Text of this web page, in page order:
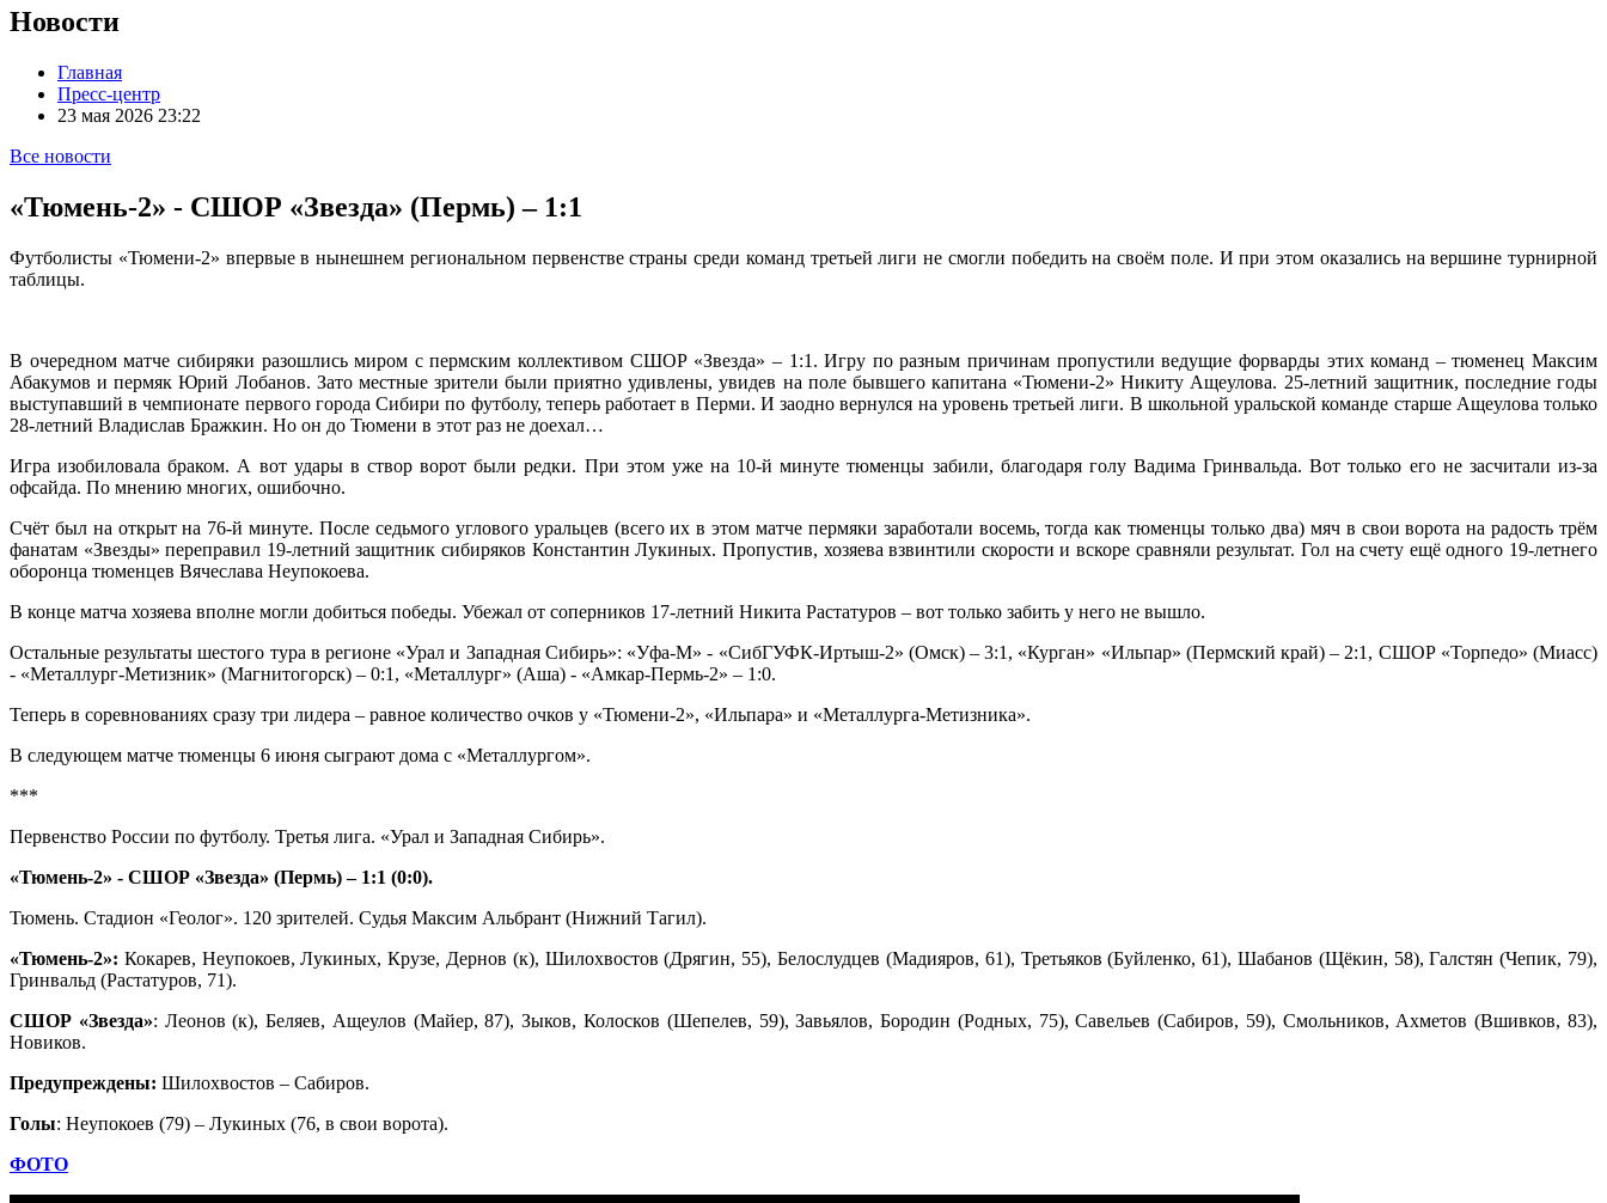
Новости
Главная
Пресс-центр
23 мая 2026 23:22
Все новости
«Тюмень-2» - СШОР «Звезда» (Пермь) – 1:1
Футболисты «Тюмени-2» впервые в нынешнем региональном первенстве страны среди команд третьей лиги не смогли победить на своём поле. И при этом оказались на вершине турнирной
таблицы.
В очередном матче сибиряки разошлись миром с пермским коллективом СШОР «Звезда» – 1:1. Игру по разным причинам пропустили ведущие форварды этих команд – тюменец Максим
Абакумов и пермяк Юрий Лобанов. Зато местные зрители были приятно удивлены, увидев на поле бывшего капитана «Тюмени-2» Никиту Ащеулова. 25-летний защитник, последние годы
выступавший в чемпионате первого города Сибири по футболу, теперь работает в Перми. И заодно вернулся на уровень третьей лиги. В школьной уральской команде старше Ащеулова только
28-летний Владислав Бражкин. Но он до Тюмени в этот раз не доехал…
Игра изобиловала браком. А вот удары в створ ворот были редки. При этом уже на 10-й минуте тюменцы забили, благодаря голу Вадима Гринвальда. Вот только его не засчитали из-за
офсайда. По мнению многих, ошибочно.
Счёт был на открыт на 76-й минуте. После седьмого углового уральцев (всего их в этом матче пермяки заработали восемь, тогда как тюменцы только два) мяч в свои ворота на радость трём
фанатам «Звезды» переправил 19-летний защитник сибиряков Константин Лукиных. Пропустив, хозяева взвинтили скорости и вскоре сравняли результат. Гол на счету ещё одного 19-летнего
оборонца тюменцев Вячеслава Неупокоева.
В конце матча хозяева вполне могли добиться победы. Убежал от соперников 17-летний Никита Растатуров – вот только забить у него не вышло.
Остальные результаты шестого тура в регионе «Урал и Западная Сибирь»: «Уфа-М» - «СибГУФК-Иртыш-2» (Омск) – 3:1, «Курган» «Ильпар» (Пермский край) – 2:1, СШОР «Торпедо» (Миасс)
- «Металлург-Метизник» (Магнитогорск) – 0:1, «Металлург» (Аша) - «Амкар-Пермь-2» – 1:0.
Теперь в соревнованиях сразу три лидера – равное количество очков у «Тюмени-2», «Ильпара» и «Металлурга-Метизника».
В следующем матче тюменцы 6 июня сыграют дома с «Металлургом».
***
Первенство России по футболу. Третья лига. «Урал и Западная Сибирь».
«Тюмень-2» - СШОР «Звезда» (Пермь) – 1:1 (0:0).
Тюмень. Стадион «Геолог». 120 зрителей. Судья Максим Альбрант (Нижний Тагил).
«Тюмень-2»: Кокарев, Неупокоев, Лукиных, Крузе, Дернов (к), Шилохвостов (Дрягин, 55), Белослудцев (Мадияров, 61), Третьяков (Буйленко, 61), Шабанов (Щёкин, 58), Галстян (Чепик, 79),
Гринвальд (Растатуров, 71).
СШОР «Звезда»: Леонов (к), Беляев, Ащеулов (Майер, 87), Зыков, Колосков (Шепелев, 59), Завьялов, Бородин (Родных, 75), Савельев (Сабиров, 59), Смольников, Ахметов (Вшивков, 83),
Новиков.
Предупреждены: Шилохвостов – Сабиров.
Голы: Неупокоев (79) – Лукиных (76, в свои ворота).
ФОТО